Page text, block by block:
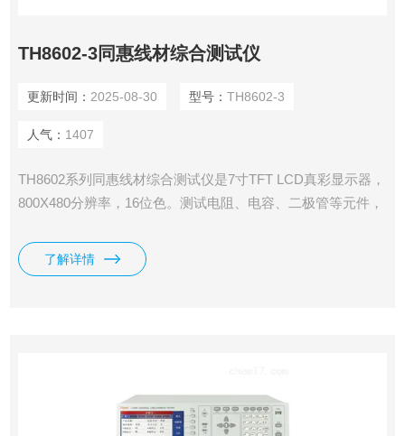
TH8602-3同惠线材综合测试仪
更新时间： 2025-08-30 型号： TH8602-3
人气： 1407
TH8602系列同惠线材综合测试仪是7寸TFT LCD真彩显示器，
800X480分辨率，16位色。测试电阻、电容、二极管等元件，
行采样技术，采样数据更快，支持Typec相关线材测试，提供
了整套测试方案，加入了元件 一键设定功能。内设一个独立
了解详情